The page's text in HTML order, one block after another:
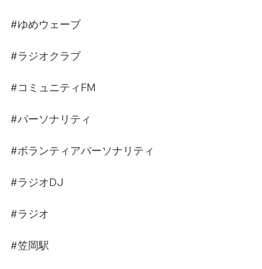
#ゆめウェーブ
#ラジオクラブ
#コミュニティFM
#パーソナリティ
#ボランティアパーソナリティ
#ラジオDJ
#ラジオ
#笠岡駅